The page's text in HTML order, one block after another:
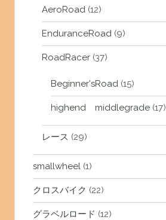
AeroRoad(12)
EnduranceRoad(9)
RoadRacer(37)
Beginner'sRoad(15)
highend middlegrade(17)
レース (29)
smallwheel(1)
クロスバイク (22)
グラベルロード (12)